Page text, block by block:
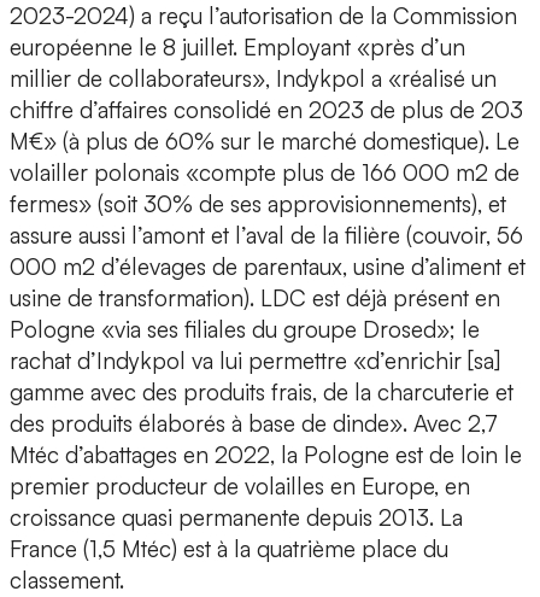
2023-2024) a reçu l’autorisation de la Commission
européenne le 8 juillet. Employant «près d’un
millier de collaborateurs», Indykpol a «réalisé un
chiffre d’affaires consolidé en 2023 de plus de 203
M€» (à plus de 60% sur le marché domestique). Le
volailler polonais «compte plus de 166 000 m2 de
fermes» (soit 30% de ses approvisionnements), et
assure aussi l’amont et l’aval de la filière (couvoir, 56
000 m2 d’élevages de parentaux, usine d’aliment et
usine de transformation). LDC est déjà présent en
Pologne «via ses filiales du groupe Drosed»; le
rachat d’Indykpol va lui permettre «d’enrichir [sa]
gamme avec des produits frais, de la charcuterie et
des produits élaborés à base de dinde». Avec 2,7
Mtéc d’abattages en 2022, la Pologne est de loin le
premier producteur de volailles en Europe, en
croissance quasi permanente depuis 2013. La
France (1,5 Mtéc) est à la quatrième place du
classement.